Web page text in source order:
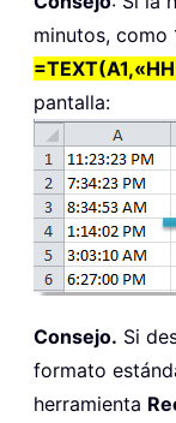
minutos, como
pantalla:
Consejo. Si
formato
herramienta